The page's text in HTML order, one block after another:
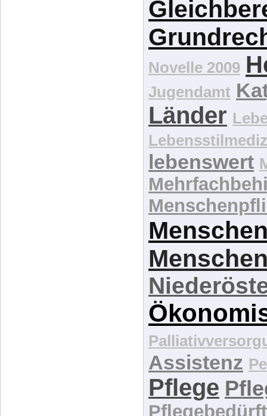
Fristenlösung
Gesundheits-
Novelle 2009
Jugendamt
Länder
lebenswert